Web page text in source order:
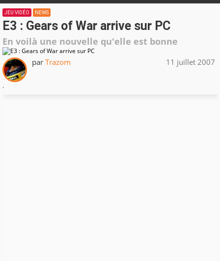
JEU VIDÉO NEWS
E3 : Gears of War arrive sur PC
En voilà une nouvelle qu'elle est bonne
par Trazom 11 juillet 2007
.